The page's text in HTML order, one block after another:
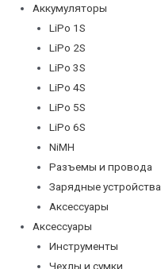
Аккумуляторы
LiPo 1S
LiPo 2S
LiPo 3S
LiPo 4S
LiPo 5S
LiPo 6S
NiMH
Разъемы и провода
Зарядные устройства
Аксессуары
Аксессуары
Инструменты
Чехлы и сумки